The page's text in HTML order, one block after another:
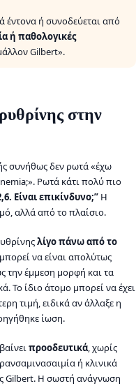
έντονα ή συνοδεύεται από
ή παθολογικές
Gilbert».
στην
συνήθως δεν ρωτά «έχω
Ρωτά κάτι πολύ πιο
Είναι επικίνδυνο;” Η
αλλά από το πλαίσιο.
λίγο πάνω από το
να είναι απολύτως
την έμμεση μορφή και τα
Το ίδιο άτομο μπορεί να έχει
τιμή, ειδικά αν άλλαξε η
ίωση.
προοδευτικά, χωρίς
ή κλινικά
Gilbert. Η σωστή ανάγνωση